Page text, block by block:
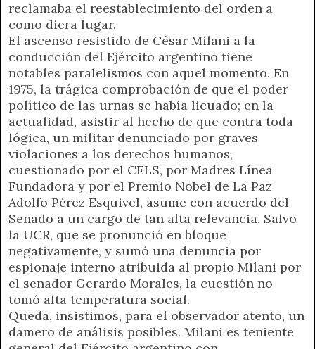
reclamaba el reestablecimiento del orden a
como diera lugar.
El ascenso resistido de César Milani a la
conducción del Ejército argentino tiene
notables paralelismos con aquel momento. En
1975, la trágica comprobación de que el poder
político de las urnas se había licuado; en la
actualidad, asistir al hecho de que contra toda
lógica, un militar denunciado por graves
violaciones a los derechos humanos,
cuestionado por el CELS, por Madres Línea
Fundadora y por el Premio Nobel de La Paz
Adolfo Pérez Esquivel, asume con acuerdo del
Senado a un cargo de tan alta relevancia. Salvo
la UCR, que se pronunció en bloque
negativamente, y sumó una denuncia por
espionaje interno atribuida al propio Milani por
el senador Gerardo Morales, la cuestión no
tomó alta temperatura social.
Queda, insistimos, para el observador atento, un
damero de análisis posibles. Milani es teniente